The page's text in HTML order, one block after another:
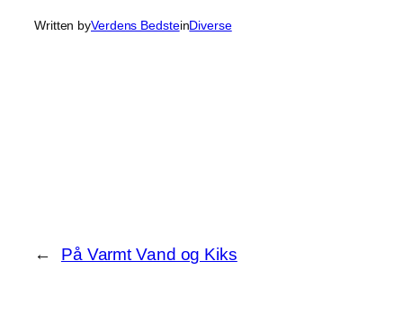
Written byVerdens BedsteinDiverse
← På Varmt Vand og Kiks